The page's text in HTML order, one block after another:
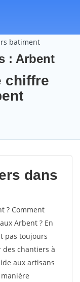
batiment
: Arbent
chiffre
dans
? Comment
Arbent ? En
pas toujours
chantiers à
aux artisans